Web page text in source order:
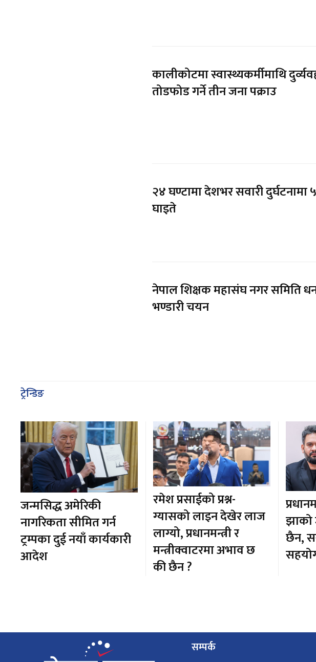
कालीकोटमा स्वास्थ्यकर्मीमाथि
तोडफोड गर्ने तीन जना पक्राउ
२४ घण्टामा देशभर सवारी
घाइते
नेपाल शिक्षक महासंघ नगर समिति
भण्डारी चयन
ट्रेन्डिङ
जन्मसिद्ध अमेरिकी
नागरिकता सीमित गर्न
ट्रम्पका दुई नयाँ कार्यकारी
आदेश
रमेश प्रसाईको प्रश्न-
ग्यासको लाइन देखेर लाज
लाग्यो, प्रधानमन्त्री र
मन्त्रीक्वाटरमा अभाव छ
की छैन ?
झाको
छैन,
सम्पर्क